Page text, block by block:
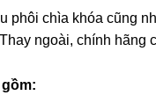
phôi chìa khóa cũng
ngoài, chính hãng